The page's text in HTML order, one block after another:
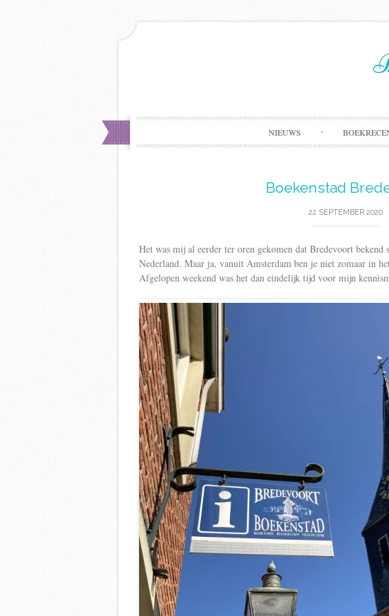
NIEUWS
Boekenstad
22 SEPTEMBER 2020
Het was mij al eerder ter oren gekomen dat Bredevoort bekend
Nederland. Maar ja, vanuit Amsterdam ben je niet zomaar in
Afgelopen weekend was het dan eindelijk tijd voor mijn